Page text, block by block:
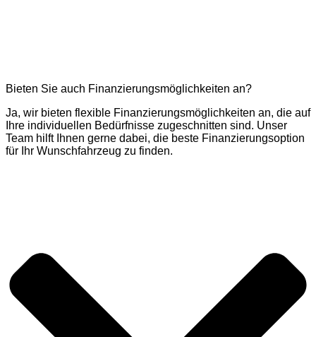
Bieten Sie auch Finanzierungsmöglichkeiten an?
Ja, wir bieten flexible Finanzierungsmöglichkeiten an, die auf
Ihre individuellen Bedürfnisse zugeschnitten sind. Unser
Team hilft Ihnen gerne dabei, die beste Finanzierungsoption
für Ihr Wunschfahrzeug zu finden.